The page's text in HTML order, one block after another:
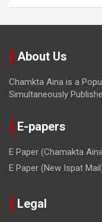
About Us
Chamkta Aina is a
Simultaneously
E-papers
E Paper (Chamakta
E Paper (New Ispat
Legal